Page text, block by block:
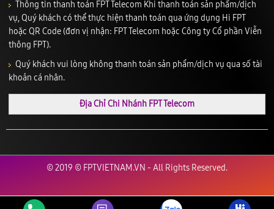
Thông tin thanh toán FPT Telecom Khi thanh toán sản phẩm/dịch
vụ, Quý khách có thể thực hiện thanh toán qua ứng dụng Hi FPT
hoặc QR Code (đơn vị nhận: FPT Telecom hoặc Công ty Cổ phần Viễn
thông FPT).
Quý khách vui lòng không thanh toán sản phẩm/dịch vụ qua số tài
khoản cá nhân.
Địa Chỉ Chi Nhánh FPT Telecom
© 2019 © FPTVIETNAM.VN - All Rights Reserved.